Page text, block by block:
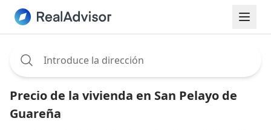
Precio de la vivienda en San Pelayo de
Guareña